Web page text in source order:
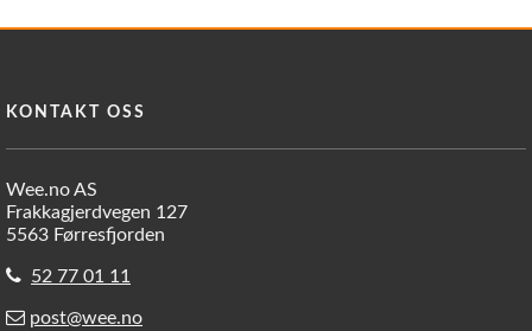
KONTAKT OSS
Wee.no AS
Frakkagjerdvegen 127
5563 Førresfjorden
52 77 01 11
post@wee.no